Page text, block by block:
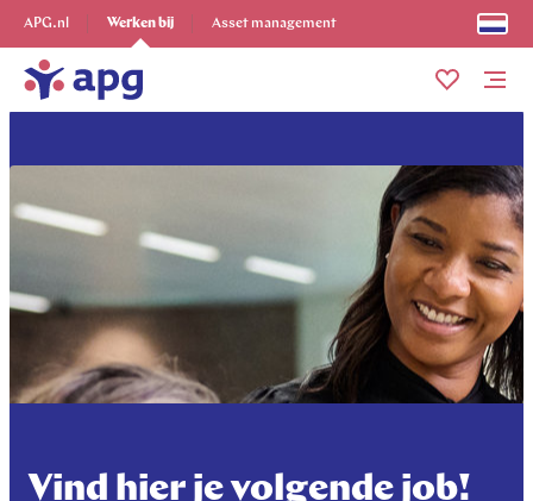
APG.nl Werken bij Asset management
Ontdek alles
Vind hier je volgende job!